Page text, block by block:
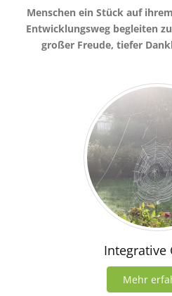
Menschen ein Stück auf
Entwicklungsweg begleiten
großer Freude, tiefer
Integrative
Mehr